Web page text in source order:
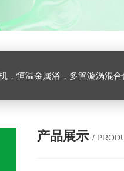
合仪，梅毒旋转仪,红外线灭菌器，微孔板恒温振荡器，恒温混匀仪，水平摇床，牛奶抗生素恒
产品展示 /